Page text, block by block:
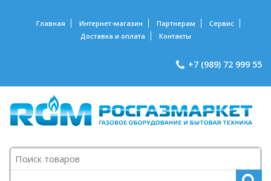
Главная Интернет-магазин Партнерам
Сервис
Доставка и оплата
Контакты
+7 (989) 72 999 55
Поиск